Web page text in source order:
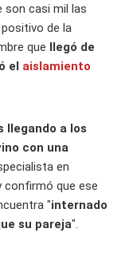
son casi mil las
de la
que llegó de
el aislamiento
llegando a los
con una
en
confirmó que ese
"internado
su pareja".